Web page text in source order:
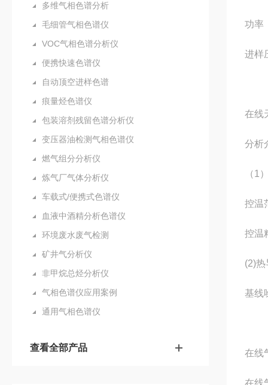
多维气相色谱分析
毛细管气相色谱仪
VOC气相色谱分析仪
便携快速色谱仪
自动顶空进样色谱
痕量烃色谱仪
包装溶剂残留色谱分析仪
变压器油检测气相色谱仪
燃气组分分析仪
炼气厂气体分析仪
车载式/便携式色谱仪
血液中酒精分析色谱仪
环境废水废气检测
矿井气分析仪
非甲烷总烃分析仪
气相色谱仪应用案例
通用气相色谱仪
查看全部产品
功率
进样
在线
分析
（1
控
控温
(2)
基
在线
在线